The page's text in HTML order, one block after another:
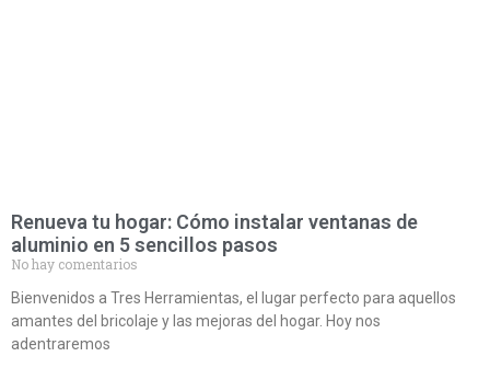
Renueva tu hogar: Cómo instalar ventanas de
aluminio en 5 sencillos pasos
No hay comentarios
Bienvenidos a Tres Herramientas, el lugar perfecto para aquellos
amantes del bricolaje y las mejoras del hogar. Hoy nos
adentraremos